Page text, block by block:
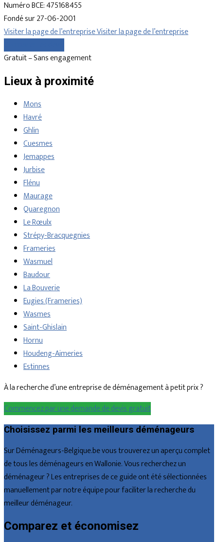
Numéro BCE: 475168455
Fondé sur 27-06-2001
Visiter la page de l’entrepriseVisiter la page de l’entreprise
Gratuit – Sans engagement
Lieux à proximité
Mons
Havré
Ghlin
Cuesmes
Jemappes
Jurbise
Flénu
Maurage
Quaregnon
Le Rœulx
Strépy-Bracquegnies
Frameries
Wasmuel
Baudour
La Bouverie
Eugies (Frameries)
Wasmes
Saint-Ghislain
Hornu
Houdeng-Aimeries
Estinnes
À la recherche d’une entreprise de déménagement à petit prix ?
Commencez par une demande de devis gratuit
Choisissez parmi les meilleurs déménageurs
Sur Déménageurs-Belgique.be vous trouverez un aperçu complet
de tous les déménageurs en Wallonie. Vous recherchez un
déménageur ? Les entreprises de ce guide ont été sélectionnées
manuellement par notre équipe pour faciliter la recherche du
meilleur déménageur.
Comparez et économisez